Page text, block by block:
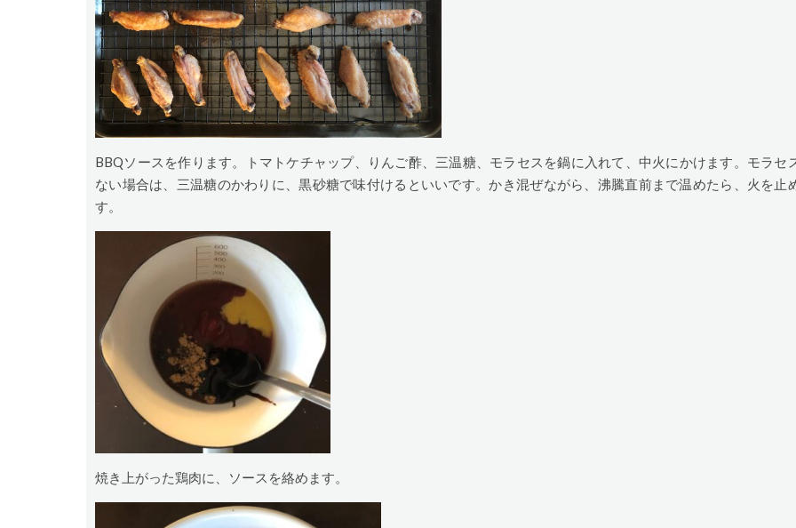
BBQソースを作ります。トマトケチャップ、りんご酢、三温糖、モラセスを鍋に入れて、中火にかけます。モラセ
ない場合は、三温糖のかわりに、黒砂糖で味付けるといいです。かき混ぜながら、沸騰直前まで温めたら、火を止
す。
焼き上がった鶏肉に、ソースを絡めます。